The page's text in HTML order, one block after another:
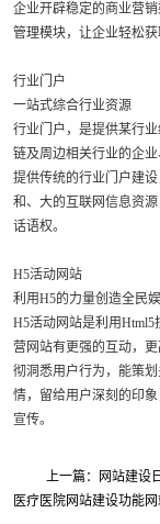
企业开辟稳定的商业营
管理模块，让企业轻松获
行业门户
一站式综合行业资源
行业门户，是提供某行
链及周边相关行业的企
提供传统的行业门户建
和、大的互联网信息资
话语权。
H5活动网站
利用H5的力量创造全民
H5活动网站是利用
营网站有更强的互动，
彻洞悉用户行为，能策
情，留给用户深刻的印
宣传。
上一篇：网站建设
医疗医院网站建设功能网